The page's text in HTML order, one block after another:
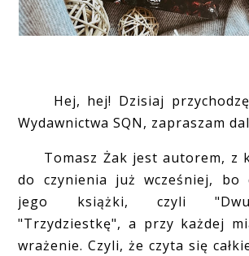
Hej, hej! Dzisiaj przychodzę
Wydawnictwa SQN, zapraszam
Tomasz Żak jest autorem, z
do czynienia już wcześniej, bo
jego książki, czyli
"Trzydziestkę", a przy każdej
wrażenie. Czyli, że czyta się